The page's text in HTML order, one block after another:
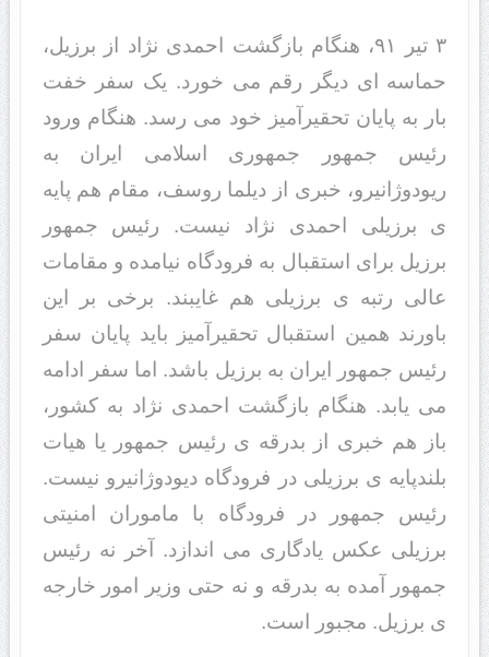
۳ تیر ۹۱، هنگام بازگشت احمدی نژاد از برزیل،
حماسه ای دیگر رقم می خورد. یک سفر خفت
بار به پایان تحقیرآمیز خود می رسد. هنگام ورود
رئیس جمهور جمهوری اسلامی ایران به
ریودوژانیرو، خبری از دیلما روسف، مقام هم پایه
ی برزیلی احمدی نژاد نیست. رئیس جمهور
برزیل برای استقبال به فرودگاه نیامده و مقامات
عالی رتبه ی برزیلی هم غایبند. برخی بر این
باورند همین استقبال تحقیرآمیز باید پایان سفر
رئیس جمهور ایران به برزیل باشد. اما سفر ادامه
می یابد. هنگام بازگشت احمدی نژاد به کشور،
باز هم خبری از بدرقه ی رئیس جمهور یا هیات
بلندپایه ی برزیلی در فرودگاه دیودوژانیرو نیست.
رئیس جمهور در فرودگاه با ماموران امنیتی
برزیلی عکس یادگاری می اندازد. آخر نه رئیس
جمهور آمده به بدرقه و نه حتی وزیر امور خارجه
ی برزیل. مجبور است.